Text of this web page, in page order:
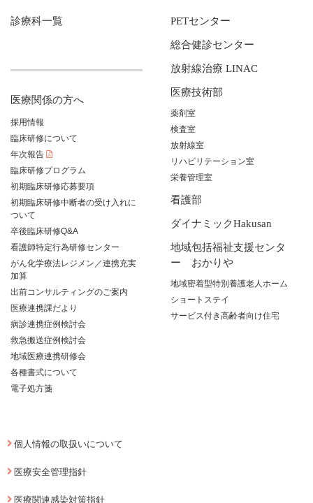
診療科一覧
医療関係の方へ
採用情報
臨床研修について
年次報告
臨床研修プログラム
初期臨床研修応募要項
初期臨床研修中断者の受け入れに
ついて
卒後臨床研修Q&A
看護師特定行為研修センター
がん化学療法レジメン／連携充実
加算
出前コンサルティングのご案内
医療連携課だより
病診連携症例検討会
救急搬送症例検討会
地域医療連携研修会
各種書式について
電子処方箋
PETセンター
総合健診センター
放射線治療 LINAC
医療技術部
薬剤室
検査室
放射線室
リハビリテーション室
栄養管理室
看護部
ダイナミックHakusan
地域包括福祉支援センタ
ー おかりや
地域密着型特別養護老人ホーム
ショートステイ
サービス付き高齢者向け住宅
個人情報の取扱いについて
医療安全管理指針
医療関連感染対策指針